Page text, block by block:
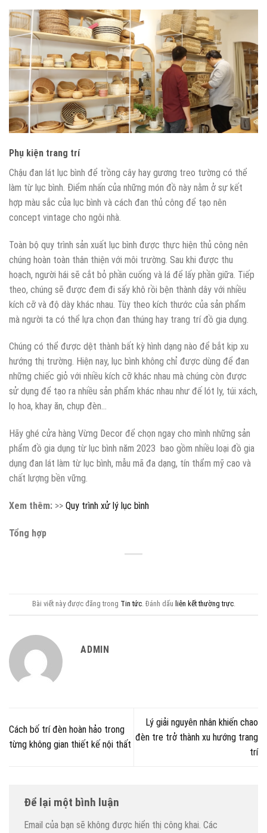
Phụ kiện trang trí
Chậu đan lát lục bình để trồng cây hay gương treo tường có thể
làm từ lục bình. Điểm nhấn của những món đồ này nằm ở sự kết
hợp màu sắc của lục bình và cách đan thủ công để tạo nên
concept vintage cho ngôi nhà.
Toàn bộ quy trình sản xuất lục bình được thực hiện thủ công nên
chúng hoàn toàn thân thiện với môi trường. Sau khi được thu
hoạch, người hái sẽ cắt bỏ phần cuống và lá để lấy phần giữa. Tiếp
theo, chúng sẽ được đem đi sấy khô rồi bện thành dây với nhiều
kích cỡ và độ dày khác nhau. Tùy theo kích thước của sản phẩm
mà người ta có thể lựa chọn đan thúng hay trang trí đồ gia dụng.
Chúng có thể được dệt thành bất kỳ hình dạng nào để bắt kịp xu
hướng thị trường. Hiện nay, lục bình không chỉ được dùng để đan
những chiếc giỏ với nhiều kích cỡ khác nhau mà chúng còn được
sử dụng để tạo ra nhiều sản phẩm khác nhau như đế lót ly, túi xách,
lọ hoa, khay ăn, chụp đèn…
Hãy ghé cửa hàng Vừng Decor để chọn ngay cho mình những sản
phẩm đồ gia dụng từ lục bình năm 2023 bao gồm nhiều loại đồ gia
dụng đan lát làm từ lục bình, mẫu mã đa dạng, tín thẩm mỹ cao và
chất lượng bền vững.
Xem thêm: >> Quy trình xử lý lục bình
Tổng hợp
Bài viết này được đăng trong Tin tức. Đánh dấu liên kết thường trực.
ADMIN
Cách bố trí đèn hoàn hảo trong
từng không gian thiết kế nội thất
Lý giải nguyên nhân khiến chao
đèn tre trở thành xu hướng trang
trí
Để lại một bình luận
Email của bạn sẽ không được hiển thị công khai. Các